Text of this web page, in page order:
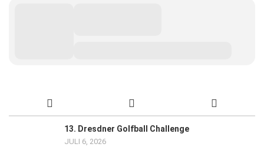
13. Dresdner Golfball Challenge
JULI 6, 2026